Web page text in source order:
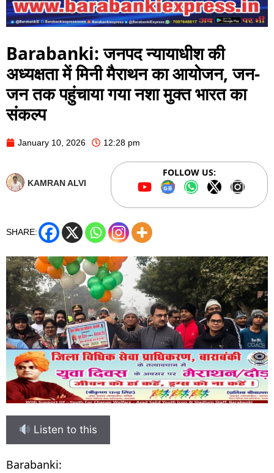
Barabanki: जनपद न्यायाधीश की
अध्यक्षता में मिनी मैराथन का आयोजन, जन-
जन तक पहुंचाया गया नशा मुक्त भारत का
संकल्प
January 10, 2026 12:28 pm
KAMRAN ALVI
FOLLOW US:
SHARE:
Listen to this
Barabanki: